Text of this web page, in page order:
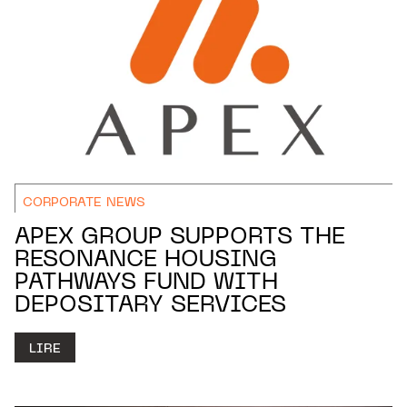
CORPORATE NEWS
APEX GROUP SUPPORTS THE
RESONANCE HOUSING
PATHWAYS FUND WITH
DEPOSITARY SERVICES
LIRE